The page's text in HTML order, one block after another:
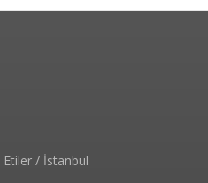
Etiler / İstanbul